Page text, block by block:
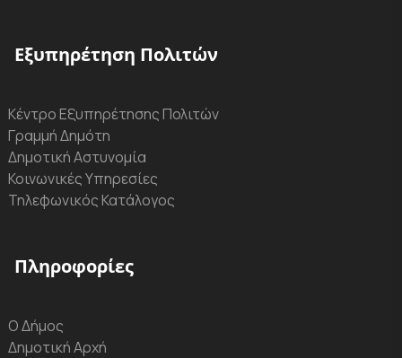
Εξυπηρέτηση Πολιτών
Κέντρο Εξυπηρέτησης Πολιτών
Γραμμή Δημότη
Δημοτική Αστυνομία
Κοινωνικές Υπηρεσίες
Τηλεφωνικός Κατάλογος
Πληροφορίες
Ο Δήμος
Δημοτική Αρχή